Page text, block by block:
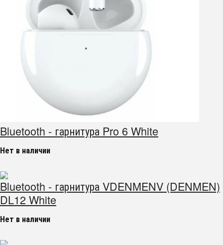
Bluetooth - гарнитура Pro 6 White
Нет в наличии
Bluetooth - гарнитура VDENMENV (DENMEN)
DL12 White
Нет в наличии